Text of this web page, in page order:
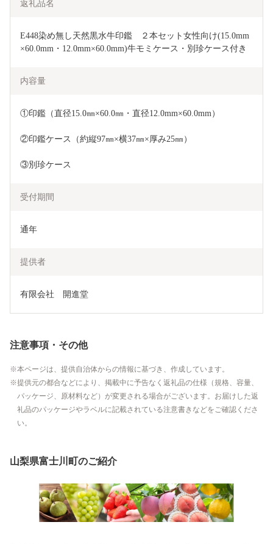
返礼品名
E448染め無し天然黒水牛印鑑　２本セット女性向け(15.0mm
×60.0mm・12.0mm×60.0mm)牛モミケース・別珍ケース付き
内容量
①印鑑（直径15.0㎜×60.0㎜・直径12.0mm×60.0mm）
②印鑑ケース（約縦97㎜×横37㎜×厚み25㎜）
③別珍ケース
受付期間
通年
提供者
有限会社　開進堂
注意事項・その他
本ページは、提供自治体からの情報に基づき、作成しています。
提供元の都合などにより、掲載中に予告なく返礼品の仕様（規格、容量、
パッケージ、原材料など）が変更される場合がございます。お届けした返
礼品のパッケージやラベルに記載されている注意書きなどをご確認くださ
い。
山梨県富士川町のご紹介